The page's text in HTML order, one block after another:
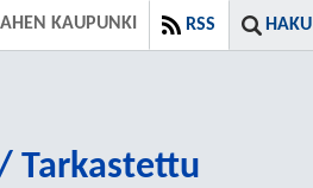
HAKU
RSS
KAUPUNKI
Tarkastettu